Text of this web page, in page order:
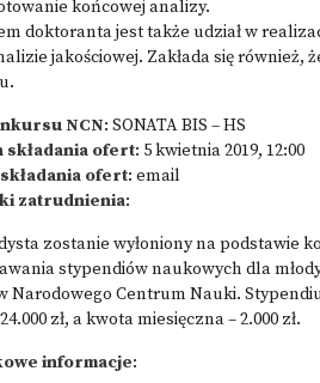
końcowej analizy.
doktoranta jest także udział w
jakościowej. Zakłada się
NCN: SONATA BIS – HS
składania ofert: 5 kwietnia 2019, 12:00
ofert: email
zatrudnienia:
zostanie wyłoniony na podstawie
stypendiów naukowych dla
Narodowego Centrum Nauki.
zł, a kwota miesięczna – 2.000 zł.
informacje: